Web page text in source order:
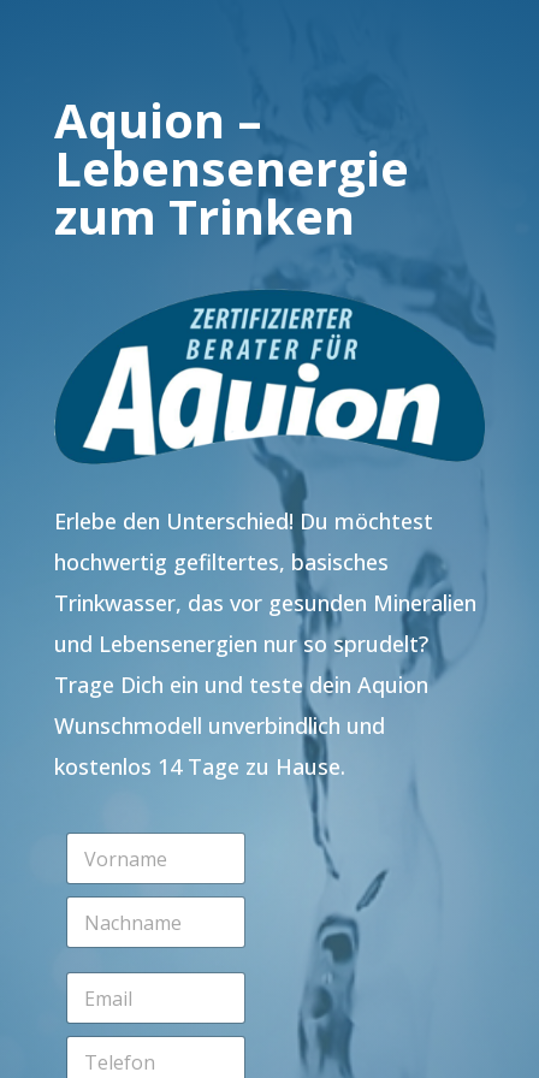
Aquion –
Lebensenergie
zum Trinken
Erlebe den Unterschied! Du möchtest
hochwertig gefiltertes, basisches
Trinkwasser, das vor gesunden Mineralien
und Lebensenergien nur so sprudelt?
Trage Dich ein und teste dein Aquion
Wunschmodell unverbindlich und
kostenlos 14 Tage zu Hause.
V
r
m
e
N
c
h
a
m
E
a
T